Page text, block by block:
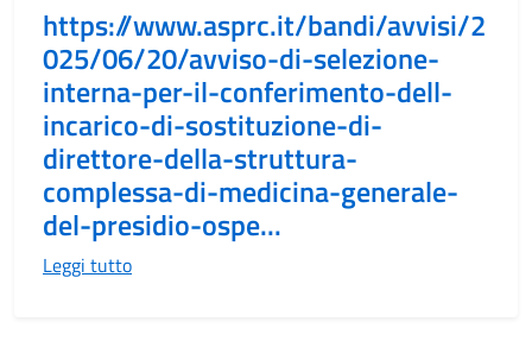
https://www.asprc.it/bandi/avvisi/2
025/06/20/avviso-di-selezione-
interna-per-il-conferimento-dell-
incarico-di-sostituzione-di-
direttore-della-struttura-
complessa-di-medicina-generale-
del-presidio-ospe...
Leggi tutto